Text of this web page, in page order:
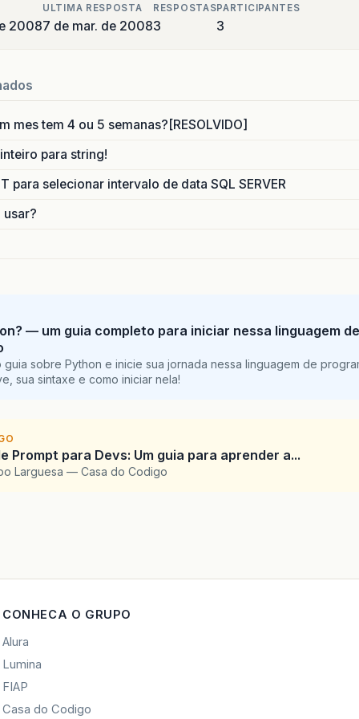
2008
ULTIMA RESPOSTA
7 de mar. de 2008
RESPOSTAS
3
PARTICIPANTES
3
mes tem 4 ou 5 semanas?[RESOLVIDO]
para string!
para selecionar intervalo de data SQL SERVER
— um guia completo para iniciar nessa linguagem de
guia sobre Python e inicie sua jornada nessa linguagem de
sua sintaxe e como iniciar nela!
Prompt para Devs: Um guia para aprender a...
Larguesa — Casa do Codigo
CONHECA O GRUPO
Alura
Lumina
FIAP
Casa do Codigo